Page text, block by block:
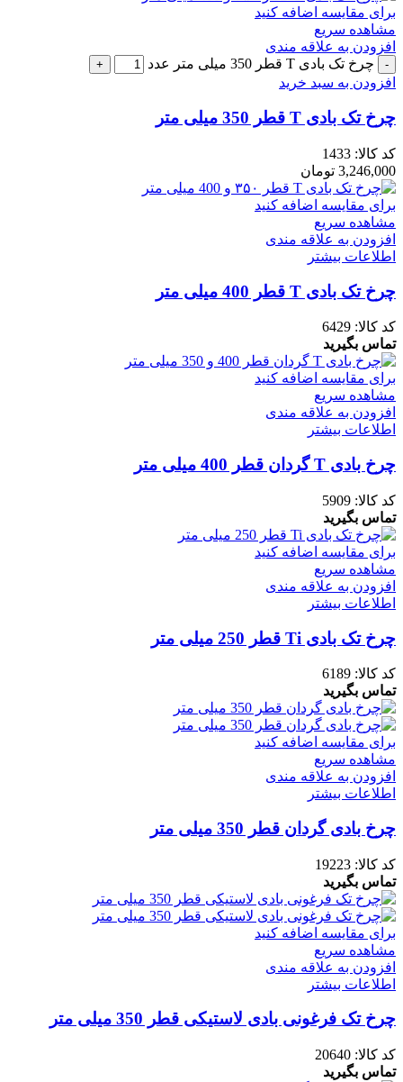
برای مقایسه اضافه کنید
مشاهده سریع
افزودن به علاقه مندی
چرخ تک بادی T قطر 350 میلی متر عدد
افزودن به سبد خرید
چرخ تک بادی T قطر 350 میلی متر
کد کالا: 1433
3,246,000 تومان
برای مقایسه اضافه کنید
مشاهده سریع
افزودن به علاقه مندی
اطلاعات بیشتر
چرخ تک بادی T قطر 400 میلی متر
کد کالا: 6429
تماس بگیرید
برای مقایسه اضافه کنید
مشاهده سریع
افزودن به علاقه مندی
اطلاعات بیشتر
چرخ بادی T گردان قطر 400 میلی متر
کد کالا: 5909
تماس بگیرید
برای مقایسه اضافه کنید
مشاهده سریع
افزودن به علاقه مندی
اطلاعات بیشتر
چرخ تک بادی Ti قطر 250 میلی متر
کد کالا: 6189
تماس بگیرید
برای مقایسه اضافه کنید
مشاهده سریع
افزودن به علاقه مندی
اطلاعات بیشتر
چرخ بادی گردان قطر 350 میلی متر
کد کالا: 19223
تماس بگیرید
برای مقایسه اضافه کنید
مشاهده سریع
افزودن به علاقه مندی
اطلاعات بیشتر
چرخ تک فرغونی بادی لاستیکی قطر 350 میلی متر
کد کالا: 20640
تماس بگیرید